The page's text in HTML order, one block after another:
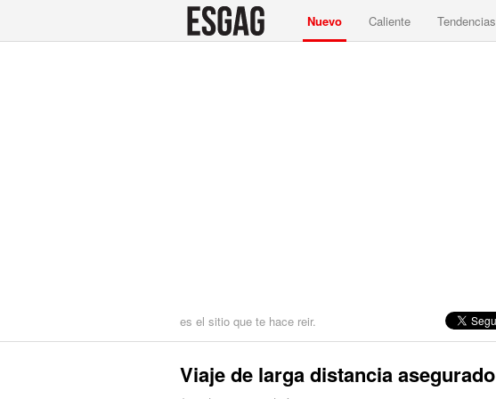
Nuevo Caliente Tendencias
es el sitio que te hace reir.
Viaje de larga distancia asegurado